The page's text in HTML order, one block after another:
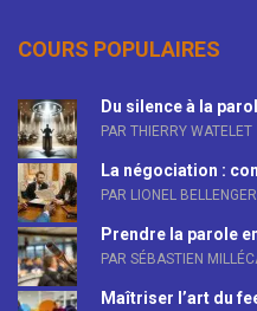
COURS POPULAIRES
Du silence à la
PAR THIERRY WATELET
La négociation :
PAR LIONEL BELLENGER
Prendre la parole
PAR SÉBASTIEN
Maîtriser l’art du